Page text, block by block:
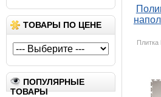
ТОВАРЫ ПО ЦЕНЕ
ПОПУЛЯРНЫЕ
ТОВАРЫ